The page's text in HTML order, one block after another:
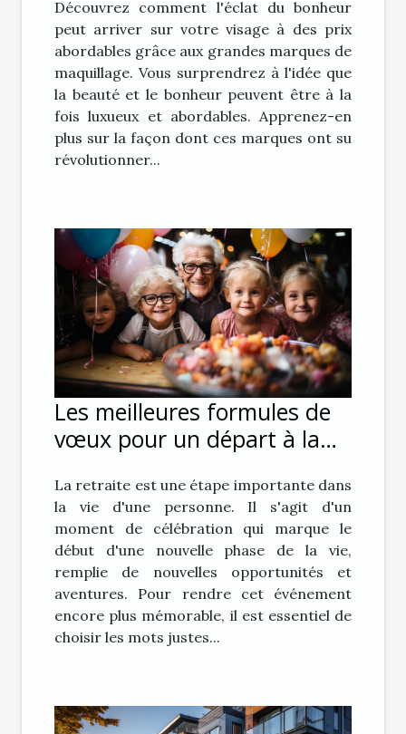
prix abordables
Découvrez comment l'éclat du bonheur
peut arriver sur votre visage à des prix
abordables grâce aux grandes marques de
maquillage. Vous surprendrez à l'idée que
la beauté et le bonheur peuvent être à la
fois luxueux et abordables. Apprenez-en
plus sur la façon dont ces marques ont su
révolutionner...
Les meilleures formules de
vœux pour un départ à la
La retraite est une étape importante dans
la vie d'une personne. Il s'agit d'un
moment de célébration qui marque le
début d'une nouvelle phase de la vie,
remplie de nouvelles opportunités et
aventures. Pour rendre cet événement
encore plus mémorable, il est essentiel de
choisir les mots justes...